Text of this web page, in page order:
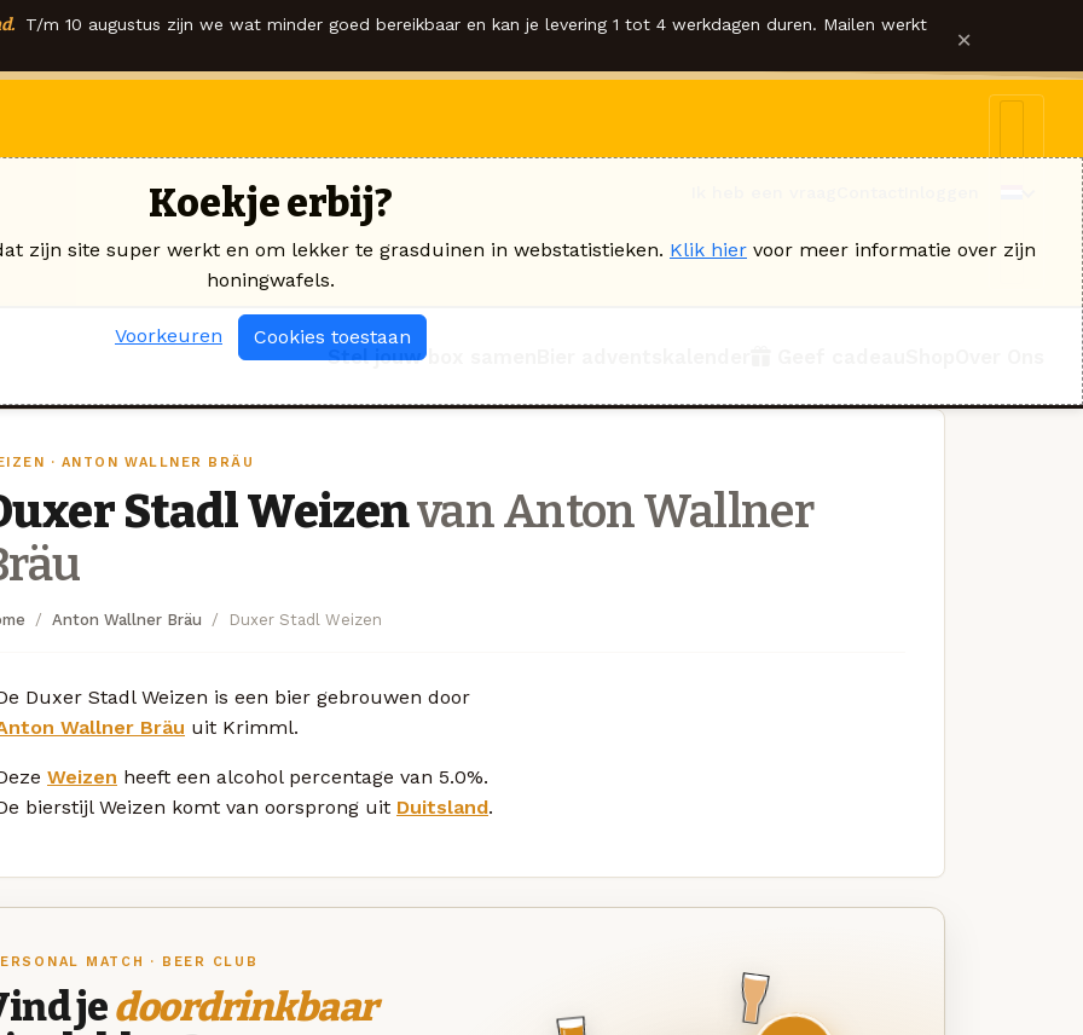
T/m 10 augustus zijn we wat minder goed bereikbaar en kan je levering 1 tot 4 werkdagen duren. Mailen werkt ×
Stel jouw box samen
· ANTON WALLNER BRÄU
Stadl Weizenvan Anton Wallner
Anton Wallner Bräu Duxer Stadl Weizen
Duxer Stadl Weizen is een bier gebrouwen door
Wallner Bräu uit Krimml.
Weizen heeft een alcohol percentage van 5.0%.
bierstijl Weizen komt van oorsprong uit Duitsland.
MATCH · BEER CLUB
jedoordrinkbaar
Koekje erbij?
zijn site super werkt en om lekker te grasduinen in webstatistieken. Klik hier voor meer informatie over zijn
honingwafels.
Voorkeuren Cookies toestaan